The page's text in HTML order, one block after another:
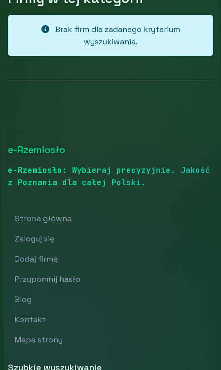
Brak firm dla zadanego kryterium
wyszukiwania.
e-Rzemiosło
e-Rzemiosło: Wybieraj precyzyjnie. Jakość
z Poznania dla całej Polski.
Strona główna
Zaloguj się
Dodaj firmę
Przypomnij hasło
Blog
Kontakt
Mapa strony
Szybkie wyszukiwanie